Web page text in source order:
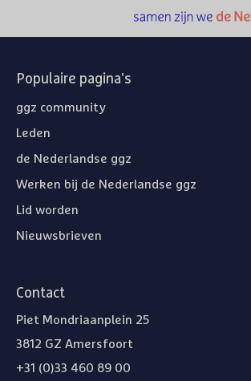
Populaire pagina's
ggz community
Leden
de Nederlandse ggz
Werken bij de Nederlandse ggz
Lid worden
Nieuwsbrieven
Contact
Piet Mondriaanplein 25
3812 GZ Amersfoort
+31 (0)33 460 89 00